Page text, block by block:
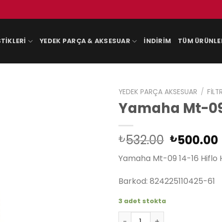
YEDEK PARÇA & AKSESUAR İNDIRIM TÜM
YEDEK PARÇA AKSESUAR /
Yamaha Mt-09
₺532.00 Orijinal
fiyat:
₺500.00
Yamaha Mt-09 14-16 Hiflo
Barkod: 824225110425-61
3 adet stokta
Yamaha Mt-09 14-16 Hiflo